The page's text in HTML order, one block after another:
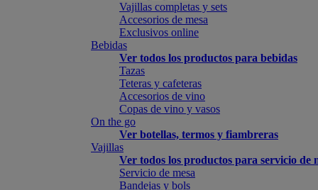
Vajillas completas y sets
Accesorios de mesa
Exclusivos online
Bebidas
Ver todos los productos para bebidas
Tazas
Teteras y cafeteras
Accesorios de vino
Copas de vino y vasos
On the go
Ver botellas, termos y fiambreras
Vajillas
Ver todos los productos para servicio de
Servicio de mesa
Bandejas y bols